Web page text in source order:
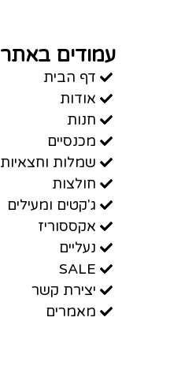
עמודים באתר
דף הבית
אודות
חנות
מכנסיים
שמלות וחצאיות
חולצות
ג'קטים ומעילים
אקססוריז
נעליים
SALE
יצירת קשר
מאמרים